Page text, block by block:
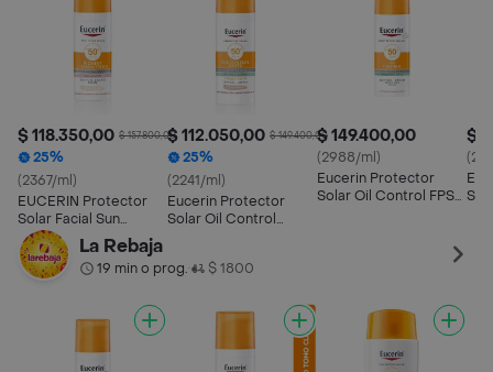
$ 118.350,00 $ 157.800,00
25%
(2367/ml)
EUCERIN Protector
Solar Facial Sun
Control Piel Manchada
– Con Color Claro
Fps50+
$ 112.050,00 $ 149.400,00
25%
(2241/ml)
Eucerin Protector
Solar Oil Control
$ 149.400,00
(2988/ml)
Eucerin Protector
Solar Oil Control FPS
$
La Rebaja
19 min o prog.• $ 1800